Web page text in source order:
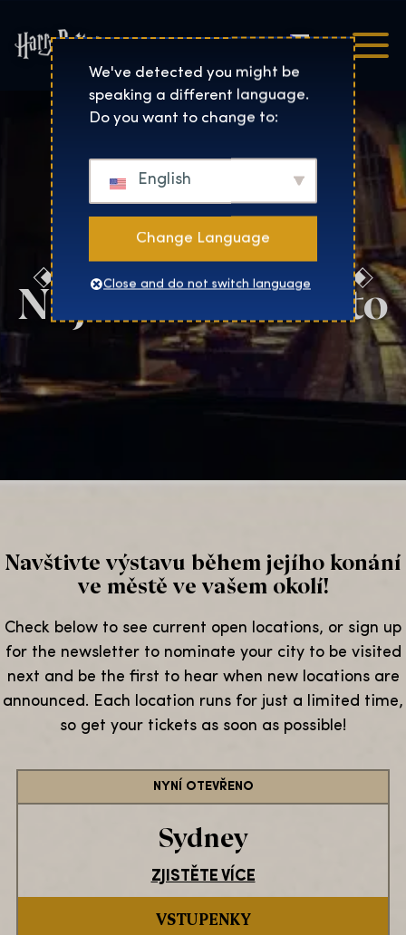
Harry Potter™: The
Čeština
Najděte své město
Navštivte výstavu během jejího konání
ve městě ve vašem okolí!
Check below to see current open locations, or sign up
for the newsletter to nominate your city to be visited
next and be the first to hear when new locations are
announced. Each location runs for just a limited time,
so get your tickets as soon as possible!
NYNÍ OTEVŘENO
Sydney
ZJISTĚTE VÍCE
VSTUPENKY
We've detected you might be
speaking a different language.
Do you want to change to:
English
Change Language
Close and do not switch language